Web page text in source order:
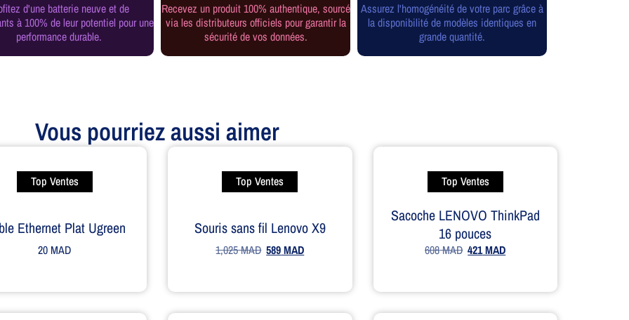
d'une batterie neuve et de
à 100% de leur potentiel pour une
performance durable.
Recevez un produit 100% authentique, sourcé
via les distributeurs officiels pour garantir la
sécurité de vos données.
Assurez l'homogénéité de votre parc grâce à
la disponibilité de modèles identiques en
grande quantité.
Vous pourriez aussi aimer
Top Ventes
Ethernet Plat Ugreen
20 MAD
Top Ventes
Souris sans fil Lenovo X9
1,025MAD 589MAD
Top Ventes
Sacoche LENOVO ThinkPad
16 pouces
608MAD 421MAD